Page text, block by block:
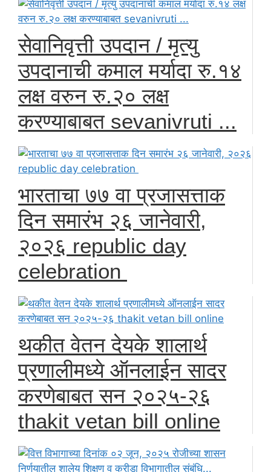
सेवानिवृत्ती उपदान / मृत्यु
उपदानाची कमाल मर्यादा रु.१४
लक्ष वरुन रु.२० लक्ष
करण्याबाबत sevanivruti ...
भारताचा ७७ वा प्रजासत्ताक
दिन समारंभ २६ जानेवारी,
२०२६ republic day
celebration
थकीत वेतन देयके शालार्थ
प्रणालीमध्ये ऑनलाईन सादर
करणेबाबत सन २०२५-२६
thakit vetan bill online